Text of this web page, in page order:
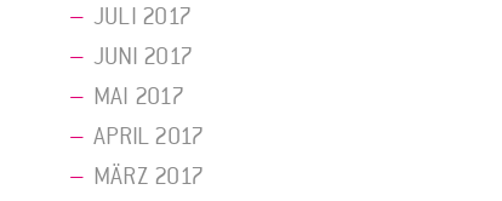
JULI 2017
JUNI 2017
MAI 2017
APRIL 2017
MÄRZ 2017